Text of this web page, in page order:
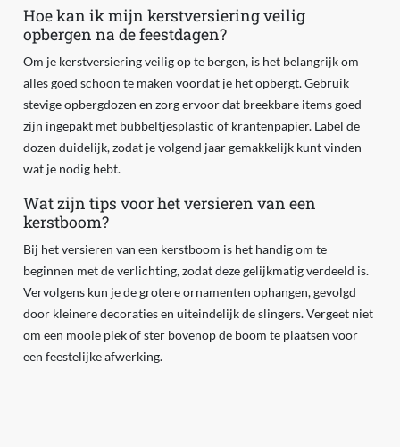
Hoe kan ik mijn kerstversiering veilig
opbergen na de feestdagen?
Om je kerstversiering veilig op te bergen, is het belangrijk om
alles goed schoon te maken voordat je het opbergt. Gebruik
stevige opbergdozen en zorg ervoor dat breekbare items goed
zijn ingepakt met bubbeltjesplastic of krantenpapier. Label de
dozen duidelijk, zodat je volgend jaar gemakkelijk kunt vinden
wat je nodig hebt.
Wat zijn tips voor het versieren van een
kerstboom?
Bij het versieren van een kerstboom is het handig om te
beginnen met de verlichting, zodat deze gelijkmatig verdeeld is.
Vervolgens kun je de grotere ornamenten ophangen, gevolgd
door kleinere decoraties en uiteindelijk de slingers. Vergeet niet
om een mooie piek of ster bovenop de boom te plaatsen voor
een feestelijke afwerking.